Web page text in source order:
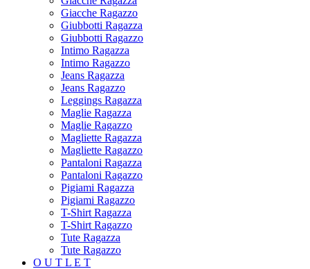
Giacche Ragazzo
Giubbotti Ragazza
Giubbotti Ragazzo
Intimo Ragazza
Intimo Ragazzo
Jeans Ragazza
Jeans Ragazzo
Leggings Ragazza
Maglie Ragazza
Maglie Ragazzo
Magliette Ragazza
Magliette Ragazzo
Pantaloni Ragazza
Pantaloni Ragazzo
Pigiami Ragazza
Pigiami Ragazzo
T-Shirt Ragazza
T-Shirt Ragazzo
Tute Ragazza
Tute Ragazzo
O U T L E T